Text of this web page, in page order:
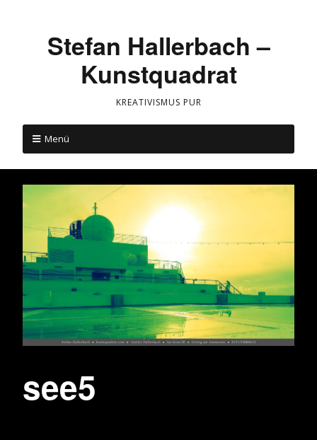
Stefan Hallerbach –
Kunstquadrat
KREATIVISMUS PUR
Menü
see5